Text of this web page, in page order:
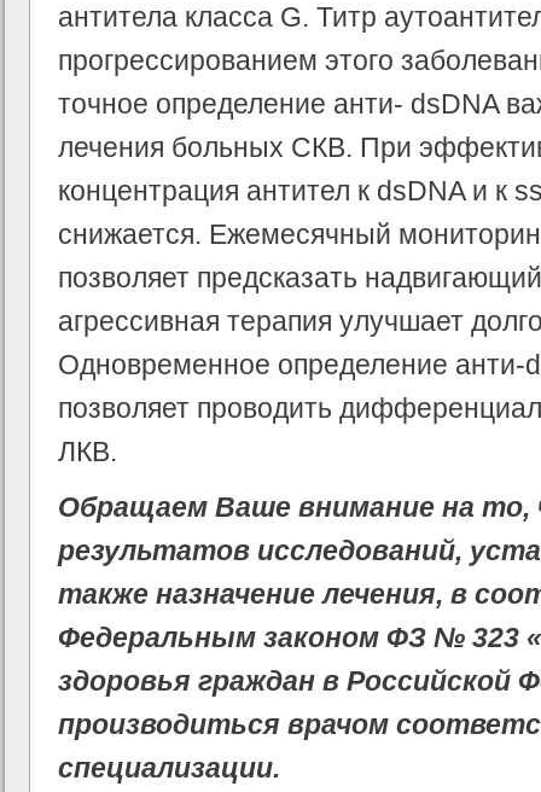
антитела класса G. Титр
прогрессированием этого
точное определение анти- dsDNA
лечения больных СКВ. При
концентрация антител к dsDNA и к
снижается. Ежемесячный
позволяет предсказать
агрессивная терапия улучшает
Одновременное определение анти-
позволяет проводить
ЛКВ.
Обращаем Ваше внимание на
результатов исследований,
также назначение лечения, в
Федеральным законом ФЗ № 323
здоровья граждан в Российской
производиться врачом
специализации.